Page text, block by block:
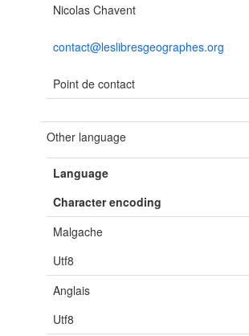
Nicolas Chavent
contact@leslibresgeographes.org
Point de contact
Other language
Language
Character encoding
Malgache
Utf8
Anglais
Utf8